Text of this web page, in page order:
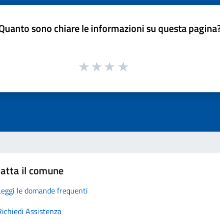
sono chiare le informazioni su questa
il comune
le domande frequenti
Assistenza